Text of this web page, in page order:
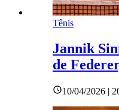
Tênis
Jannik
de
10/04/2026 |